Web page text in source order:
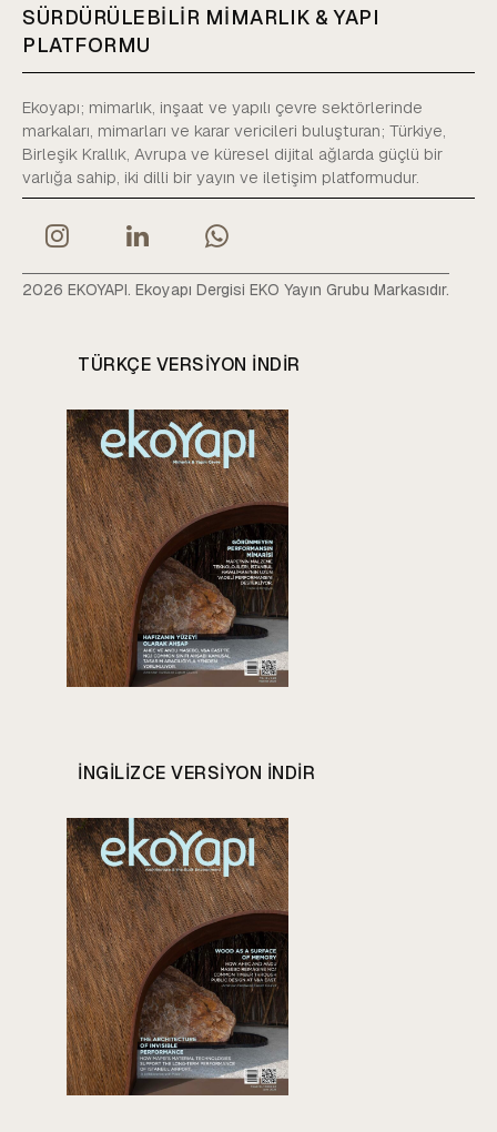
SÜRDÜRÜLEBİLİR MİMARLIK & YAPI
PLATFORMU
Ekoyapı; mimarlık, inşaat ve yapılı çevre sektörlerinde
markaları, mimarları ve karar vericileri buluşturan; Türkiye,
Birleşik Krallık, Avrupa ve küresel dijital ağlarda güçlü bir
varlığa sahip, iki dilli bir yayın ve iletişim platformudur.
2026 EKOYAPI. Ekoyapı Dergisi EKO Yayın Grubu Markasıdır.
TÜRKÇE VERSIYON INDIR
INGILIZCE VERSIYON INDIR